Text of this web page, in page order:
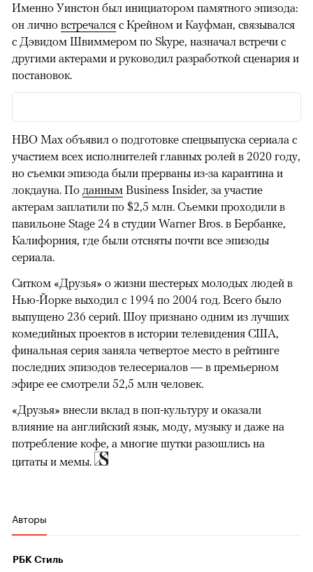
Именно Уинстон был инициатором памятного эпизода:
он лично встречался с Крейном и Кауфман, связывался
с Дэвидом Швиммером по Skype, назначал встречи с
другими актерами и руководил разработкой сценария и
постановок.
HBO Max объявил о подготовке спецвыпуска сериала с
участием всех исполнителей главных ролей в 2020 году,
но съемки эпизода были прерваны из-за карантина и
локдауна. По данным Business Insider, за участие
актерам заплатили по $2,5 млн. Съемки проходили в
павильоне Stage 24 в студии Warner Bros. в Бербанке,
Калифорния, где были отсняты почти все эпизоды
сериала.
Ситком «Друзья» о жизни шестерых молодых людей в
Нью-Йорке выходил с 1994 по 2004 год. Всего было
выпущено 236 серий. Шоу признано одним из лучших
комедийных проектов в истории телевидения США,
финальная серия заняла четвертое место в рейтинге
последних эпизодов телесериалов — в премьерном
эфире ее смотрели 52,5 млн человек.
«Друзья» внесли вклад в поп-культуру и оказали
влияние на английский язык, моду, музыку и даже на
потребление кофе, а многие шутки разошлись на
цитаты и мемы.
Авторы
РБК Стиль